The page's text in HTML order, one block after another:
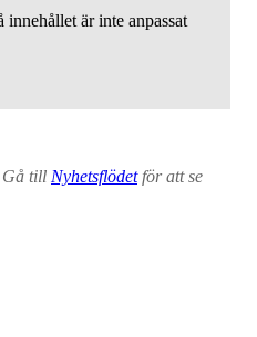
är inte anpassat
Gå till Nyhetsflödetför att se